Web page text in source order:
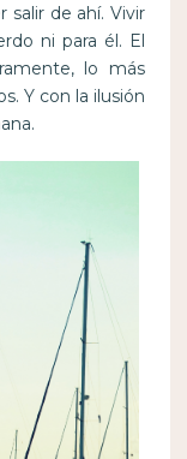
salir de ahí. Vivir
ni para él. El
lo más
Y con la ilusión